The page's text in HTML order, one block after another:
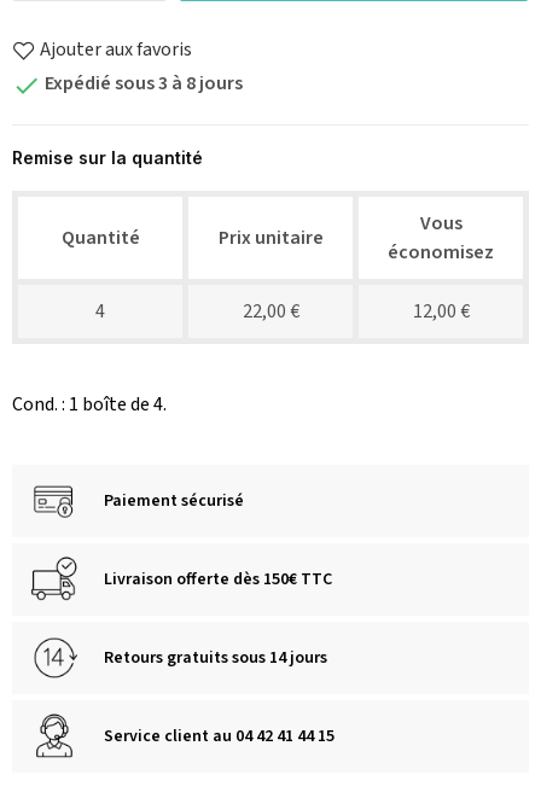
Ajouter aux favoris
 Expédié sous 3 à 8 jours
Remise sur la quantité
Quantité Prix unitaire
Vous
économisez
4 22,00 € 12,00 €
Cond. : 1 boîte de 4.
Paiement sécurisé
Livraison offerte dès 150€ TTC
Retours gratuits sous 14 jours
Service client au 04 42 41 44 15